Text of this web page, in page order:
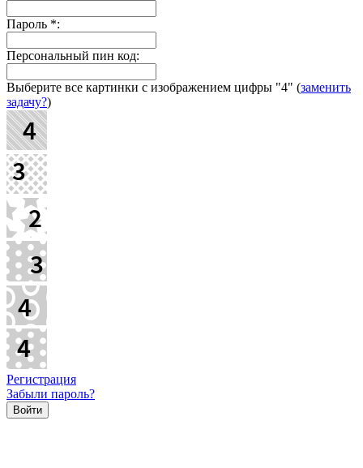
Пароль *:
Персональный пин код:
Выберите все картинки с изображением цифры "4" (заменить
задачу?)
Регистрация
Забыли пароль?